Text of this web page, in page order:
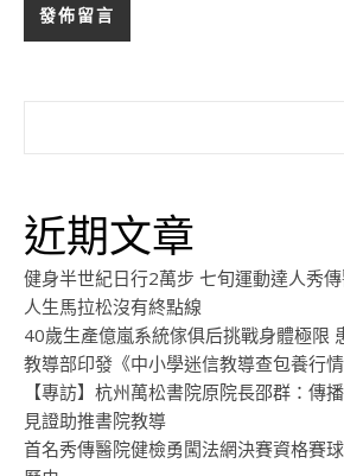
近期文章
健身半世紀日行2萬步 七旬運動達人秀
人生馬拉松沒有終點線
40歲生產億嵐系統傢俱后挑戰身體極限
教導部印發《中小學迷信教導查包養行
【專訪】杭州萬松書院原院長邵群：傳
見證助推書院教導
首名秀傳醫院健檢勇闖法網決賽資格賽